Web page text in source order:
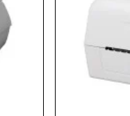
renkli LCD veya
dokunmatik LCD
kadar (Opt.)